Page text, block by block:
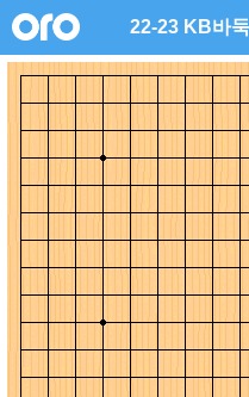
22-23 KB바